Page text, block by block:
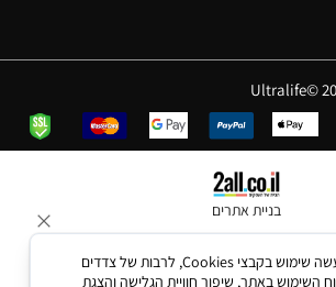
Ultralife©
בניית אתרים
לידיעתך, באתרנו נעשה שימוש בקבצי Cookies, לרבות של צדדים
השימוש באתר, שיפור חוויית הגלישה והצגת